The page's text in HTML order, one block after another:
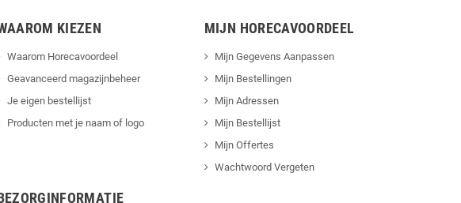
KIEZEN
Waarom Horecavoordeel
Geavanceerd magazijnbeheer
Je eigen bestellijst
Producten met je naam of logo
MIJN HORECAVOORDEEL
Mijn Gegevens Aanpassen
Mijn Bestellingen
Mijn Adressen
Mijn Bestellijst
Mijn Offertes
Wachtwoord Vergeten